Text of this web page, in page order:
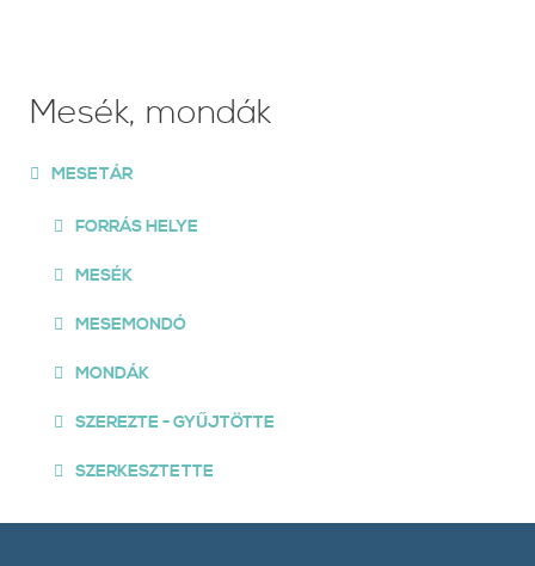
Mesék, mondák
MESETÁR
FORRÁS HELYE
MESÉK
MESEMONDÓ
MONDÁK
SZEREZTE - GYŰJTÖTTE
SZERKESZTETTE